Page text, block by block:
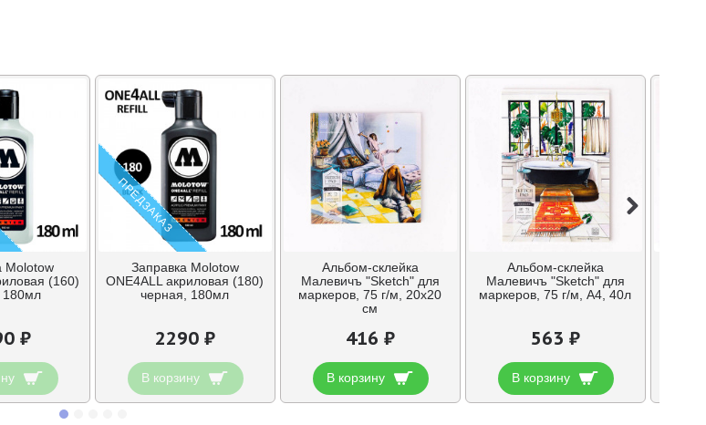
Molotow
(160)
180мл
₽
ПРЕДЗАКАЗ
Заправка Molotow
ONE4ALL акриловая (180)
черная, 180мл
2290 ₽
В корзину
Альбом-склейка
Малевичъ "Sketch" для
маркеров, 75 г/м, 20х20
см
416 ₽
В корзину
Альбом-склейка
Малевичъ "Sketch" для
маркеров, 75 г/м, А4, 40л
563 ₽
В корзину